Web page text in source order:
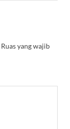
Ruas yang wajib